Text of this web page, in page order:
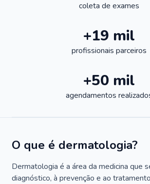
coleta de exames
+19 mil
profissionais parceiros
+50 mil
agendamentos
O que é dermatologia?
Dermatologia é a área da medicina que
diagnóstico, à prevenção e ao